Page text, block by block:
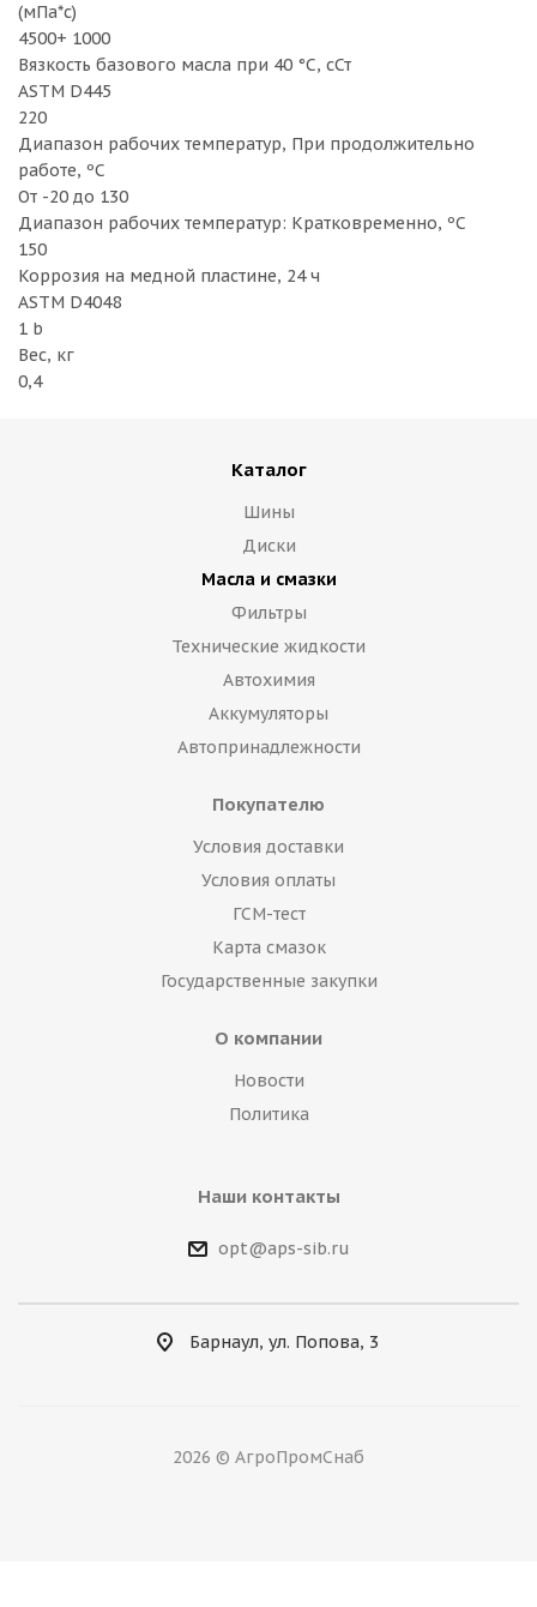
(мПа*с)
4500+ 1000
Вязкость базового масла при 40 °C, сСт
ASTM D445
220
Диапазон рабочих температур, При продолжительно
работе, ºC
От -20 до 130
Диапазон рабочих температур: Кратковременно, ºC
150
Коррозия на медной пластине, 24 ч
ASTM D4048
1 b
Вес, кг
0,4
Каталог
Шины
Диски
Масла и смазки
Фильтры
Технические жидкости
Автохимия
Аккумуляторы
Автопринадлежности
Покупателю
Условия доставки
Условия оплаты
ГСМ-тест
Карта смазок
Государственные закупки
О компании
Новости
Политика
Наши контакты
opt@aps-sib.ru
Барнаул, ул. Попова, 3
2026 © АгроПромСнаб